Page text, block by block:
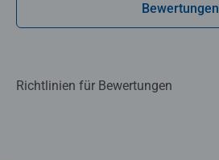
Bewertungen
Richtlinien für Bewertungen